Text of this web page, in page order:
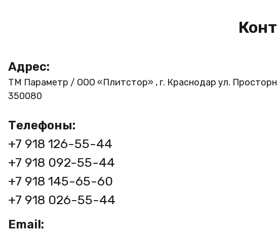
Адрес:
ТМ Параметр / ООО «Плитстор» , г. Краснодар ул.
350080
Телефоны:
+7 918 126-55-44
+7 918 092-55-44
+7 918 145-65-60
+7 918 026-55-44
Email: